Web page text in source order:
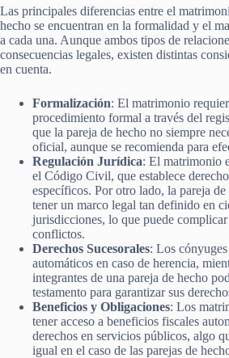
Las principales diferencias entre el
hecho se encuentran en la formalidad y el
a cada una. Aunque ambos tipos de
consecuencias legales, existen distintas
en cuenta.
Formalización: El matrimonio
procedimiento formal a través del
que la pareja de hecho no siempre
oficial, aunque se recomienda para
Regulación Jurídica: El matrimonio
el Código Civil, que establece
específicos. Por otro lado, la pareja
tener un marco legal tan definido en
jurisdicciones, lo que puede
conflictos.
Derechos Sucesorales: Los
automáticos en caso de herencia,
integrantes de una pareja de hecho
testamento para garantizar sus
Beneficios y Obligaciones: Los
tener acceso a beneficios fiscales
derechos en servicios públicos, algo
igual en el caso de las parejas de